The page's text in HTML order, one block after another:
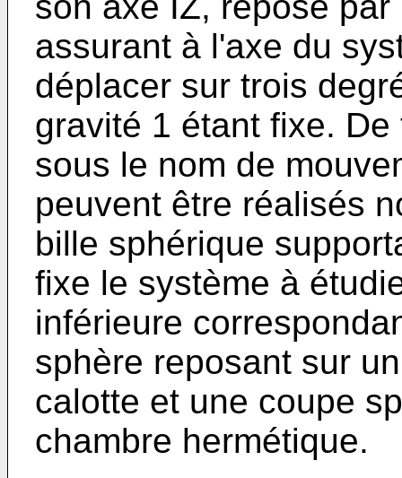
assurant à l'axe du
déplacer sur trois
gravité 1 étant fixe.
sous le nom de
peuvent être réalisés
bille sphérique
fixe le système à
inférieure
sphère reposant sur
calotte et une coupe
chambre hermétique.